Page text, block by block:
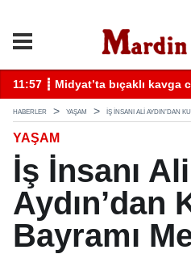
11:57 ┋ Midyat’ta bıçaklı kavga
HABERLER YAŞAM İŞ İNSANI ALI AYDIN’DAN
YAŞAM
İş İnsanı Ali
Aydın’dan
Bayramı